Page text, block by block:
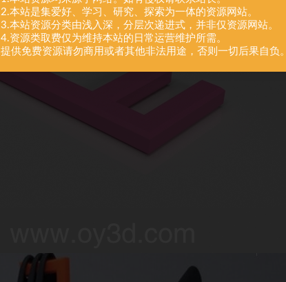
2.本站是集爱好、学习、研究、探索为一体的资源网站。
3.本站资源分类由浅入深，分层次递进式，并非仅资源网站。
4.资源类取费仅为维持本站的日常运营维护所需。
提供免费资源请勿商用或者其他非法用途，否则一切后果自负。